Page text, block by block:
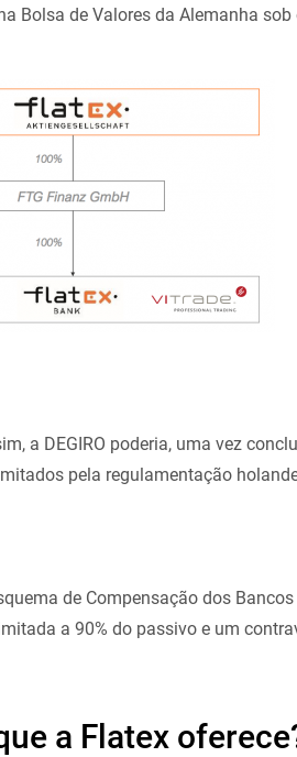
Bolsa de Valores da Alemanha sob
a DEGIRO poderia, uma vez
pela regulamentação
de Compensação dos
a 90% do passivo e um
a Flatex